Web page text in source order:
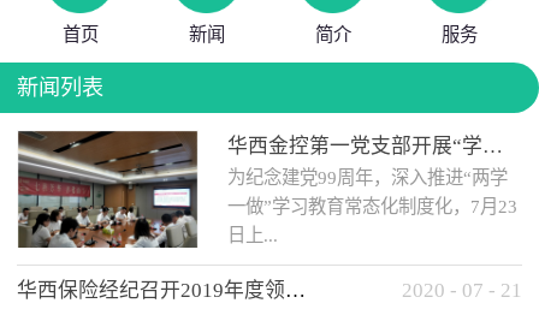
首页 新闻 简介 服务
新闻列表
华西金控第一党支部开展“学党史 知党情 做合格党员”主题教育工作会
为纪念建党99周年，深入推进“两学
一做”学习教育常态化制度化，7月23
日上...
华西保险经纪召开2019年度领导班子述职考核工作会 2020 - 07 - 21